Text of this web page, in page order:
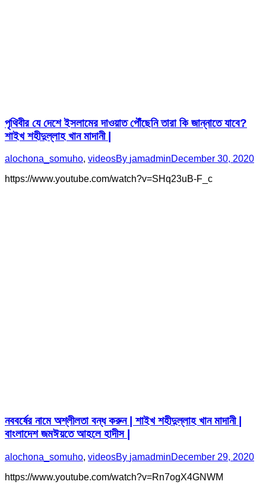
পৃথিবীর যে দেশে ইসলামের দাওয়াত পৌঁছেনি তারা কি জান্নাতে যাবে?
শাইখ শহীদুল্লাহ খান মাদানী |
alochona_somuho, videosBy jamadminDecember 30, 2020
https://www.youtube.com/watch?v=SHq23uB-F_c
নববর্ষের নামে অশ্লীলতা বন্ধ করুন | শাইখ শহীদুল্লাহ খান মাদানী |
বাংলাদেশ জমঈয়তে আহলে হাদীস |
alochona_somuho, videosBy jamadminDecember 29, 2020
https://www.youtube.com/watch?v=Rn7ogX4GNWM